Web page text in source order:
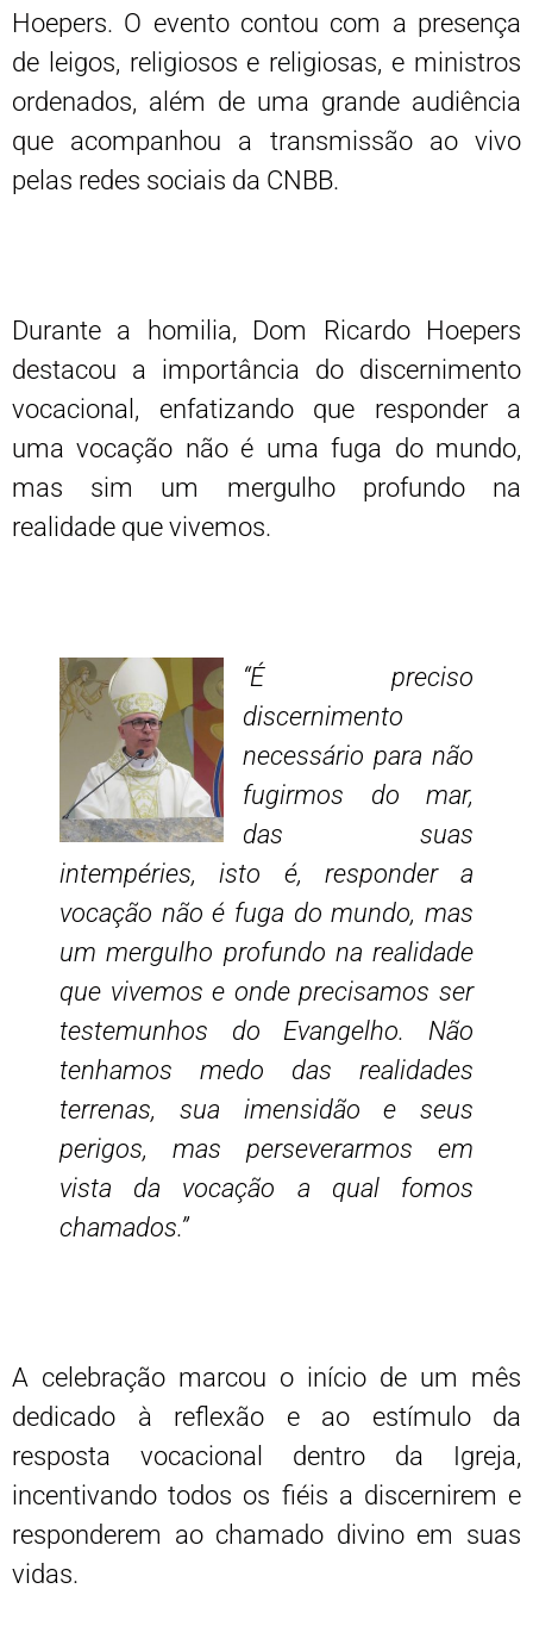
Hoepers. O evento contou com a presença
de leigos, religiosos e religiosas, e ministros
ordenados, além de uma grande audiência
que acompanhou a transmissão ao vivo
pelas redes sociais da CNBB.
Durante a homilia, Dom Ricardo Hoepers
destacou a importância do discernimento
vocacional, enfatizando que responder a
uma vocação não é uma fuga do mundo,
mas sim um mergulho profundo na
realidade que vivemos.
“É preciso
discernimento
necessário para não
fugirmos do mar,
das suas
intempéries, isto é, responder a
vocação não é fuga do mundo, mas
um mergulho profundo na realidade
que vivemos e onde precisamos ser
testemunhos do Evangelho. Não
tenhamos medo das realidades
terrenas, sua imensidão e seus
perigos, mas perseverarmos em
vista da vocação a qual fomos
chamados.”
A celebração marcou o início de um mês
dedicado à reflexão e ao estímulo da
resposta vocacional dentro da Igreja,
incentivando todos os fiéis a discernirem e
responderem ao chamado divino em suas
vidas.